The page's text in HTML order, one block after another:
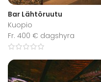
Bar Lähtöruutu
Kuopio
Fr. 400 € dagshyra